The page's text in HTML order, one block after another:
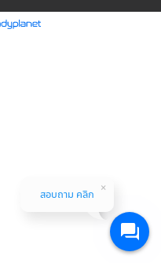
สอบถาม คลิก